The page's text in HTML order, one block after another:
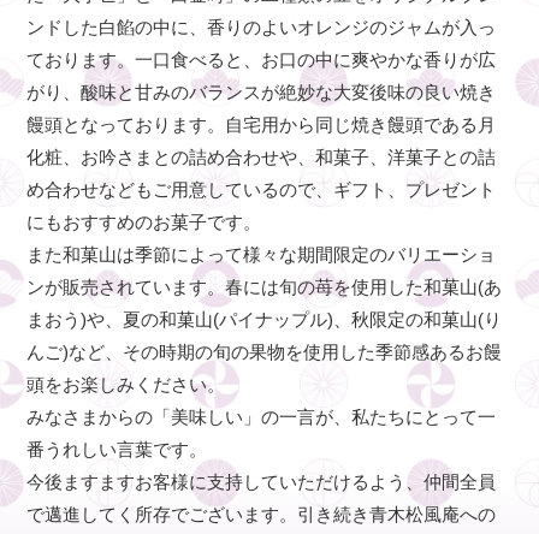
ンドした白餡の中に、香りのよいオレンジのジャムが入っ
ております。一口食べると、お口の中に爽やかな香りが広
がり、酸味と甘みのバランスが絶妙な大変後味の良い焼き
饅頭となっております。自宅用から同じ焼き饅頭である月
化粧、お吟さまとの詰め合わせや、和菓子、洋菓子との詰
め合わせなどもご用意しているので、ギフト、プレゼント
にもおすすめのお菓子です。
また和菓山は季節によって様々な期間限定のバリエーショ
ンが販売されています。春には旬の苺を使用した和菓山(あ
まおう)や、夏の和菓山(パイナップル)、秋限定の和菓山(り
んご)など、その時期の旬の果物を使用した季節感あるお饅
頭をお楽しみください。
みなさまからの「美味しい」の一言が、私たちにとって一
番うれしい言葉です。
今後ますますお客様に支持していただけるよう、仲間全員
で邁進してく所存でございます。引き続き青木松風庵への